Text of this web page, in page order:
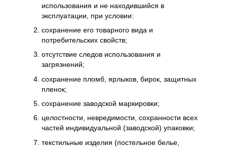
использования и не находившийся в
эксплуатации, при условии:
сохранение его товарного вида и
потребительских свойств;
отсутствие следов использования и
загрязнений;
сохранение пломб, ярлыков, бирок, защитных
пленок;
сохранение заводской маркировки;
целостности, невредимости, сохранности всех
частей индивидуальной (заводской) упаковки;
текстильные изделия (постельное белье,